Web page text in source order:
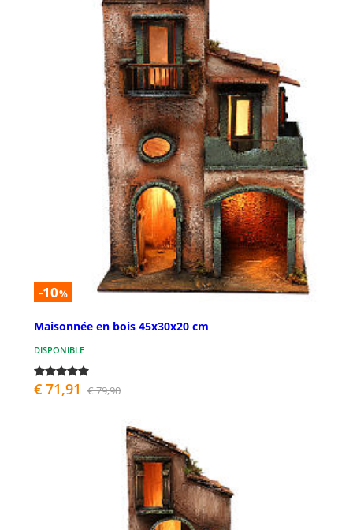
-10%
Maisonnée en bois 45x30x20 cm
DISPONIBLE
€ 71,91 € 79,90